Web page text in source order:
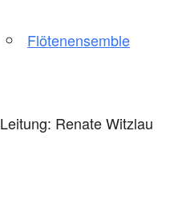
Flötenensemble
Leitung: Renate Witzlau